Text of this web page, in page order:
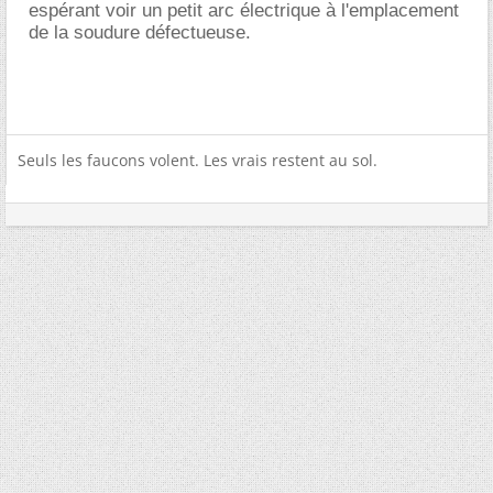
espérant voir un petit arc électrique à l'emplacement
de la soudure défectueuse.
Seuls les faucons volent. Les vrais restent au sol.